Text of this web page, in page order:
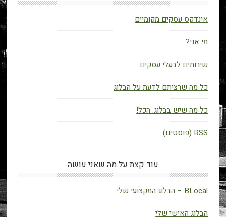
אינדקס עסקים מקומיים
מי אני?
שירותים לבעלי עסקים
כל מה שרציתם לדעת על הבלוג
כל מה שיש בבלוג. הכל!
RSS (פוסטים)
עוד קצת על מה שאני עושה
BLocal – הבלוג המקצועי שלי
הבלוג האישי שלי